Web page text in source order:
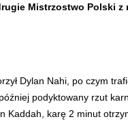
Mistrzostwo Polski z
Dylan Nahi, po czym
podyktowany rzut
Kaddah, karę 2 minut